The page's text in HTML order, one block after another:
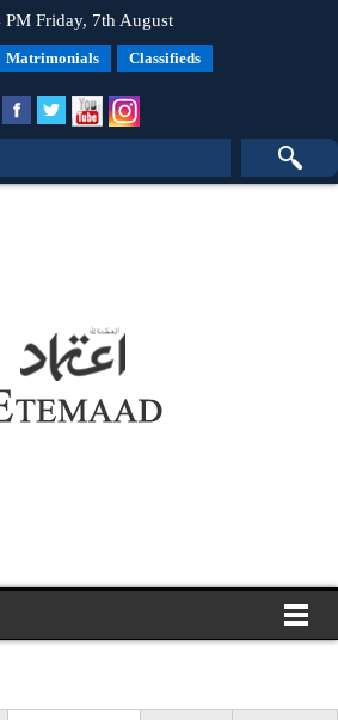
PM Friday, 7th August
Matrimonials Classifieds